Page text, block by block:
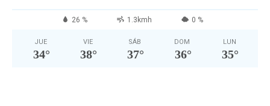
26 % 1.3kmh 0 %
JUE
34°
VIE
38°
SÁB
37°
DOM
36°
LUN
35°